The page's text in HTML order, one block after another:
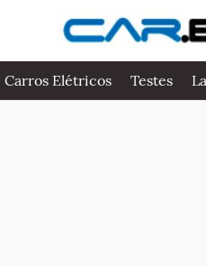
Carros Elétricos Testes